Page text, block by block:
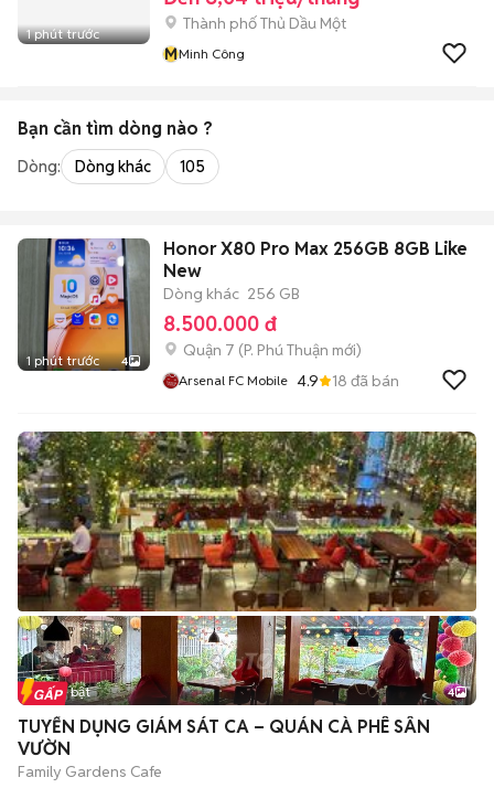
1 phút trước
Thành phố Thủ Dầu Một
MMinh Công
Bạn cần tìm dòng nào ?
Dòng: Dòng khác 105
1 phút trước 4
Honor X80 Pro Max 256GB 8GB Like
New
Dòng khác 256 GB
8.500.000 đ
Quận 7 (P. Phú Thuận mới)
Arsenal FC Mobile 4.9 18 đã bán
Tin nổi bật 4
TUYỂN DỤNG GIÁM SÁT CA – QUÁN CÀ PHÊ SÂN
VƯỜN
Family Gardens Cafe